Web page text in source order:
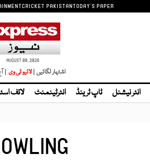
CRICKET PAKISTANTODAY'S PAPER
AUGUST 08, 2026
اشتہار لگائیں | |
انٹر نیشنل ٹاپ ٹرینڈ انٹرٹینمنٹ لائف